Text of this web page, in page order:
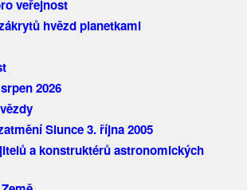
veřejnost
hvězd planetkami
2026
Slunce 3. října 2005
a konstruktérů astronomických